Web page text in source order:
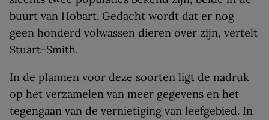
buurt van Hobart. Gedacht wordt dat er nog
geen honderd volwassen dieren over zijn, vertelt
Stuart-Smith.
In de plannen voor deze soorten ligt de nadruk
op het verzamelen van meer gegevens en het
tegengaan van de vernietiging van leefgebied. In